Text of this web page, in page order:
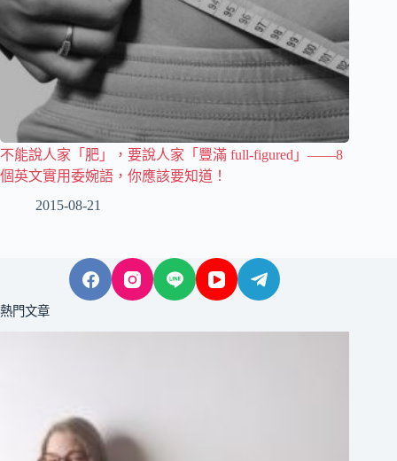
不能說人家「肥」，要說人家「豐滿 full-figured」——8
個英文實用委婉語，你應該要知道！
2015-08-21
熱門文章